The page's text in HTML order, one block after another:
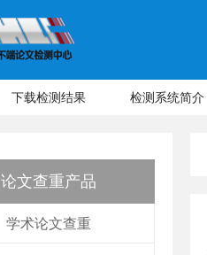
下载检测结果 检测系统简介
论文查重产品
学术论文查重